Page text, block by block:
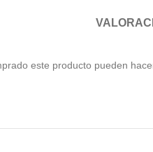
este producto pueden